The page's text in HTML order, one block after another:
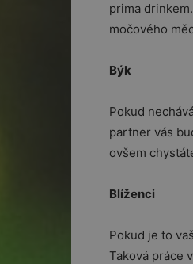
prima
močového
Býk
Pokud
partner vás
ovšem
Blíženci
Pokud je to
Taková práce